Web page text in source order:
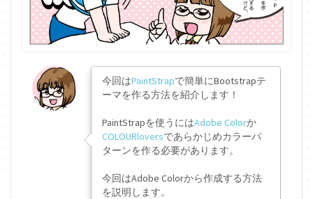
今回はPaintStrapで簡単にBootstrapテ
ーマを作る方法を紹介します！
PaintStrapを使うにはAdobe Colorか
COLOURloversであらかじめカラーパ
ターンを作る必要があります。
今回はAdobe Colorから作成する方法
を説明します。